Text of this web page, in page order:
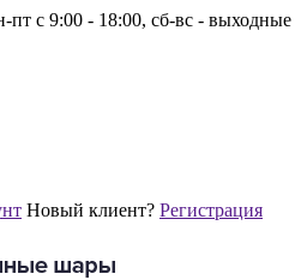
пт с 9:00 - 18:00, сб-вс - выходные
Новый клиент? Регистрация